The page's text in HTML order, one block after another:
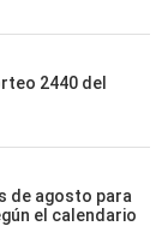
2440 del
de agosto para
el calendario